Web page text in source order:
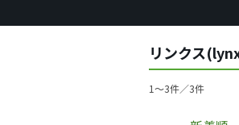
リンクス
1〜3件／3件